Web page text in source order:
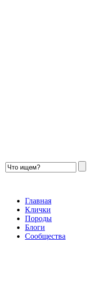
Главная
Клички
Породы
Блоги
Сообщества